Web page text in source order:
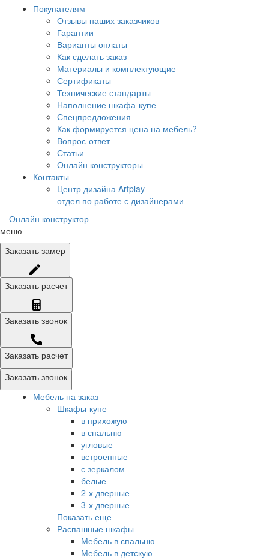
Покупателям
Отзывы наших заказчиков
Гарантии
Варианты оплаты
Как сделать заказ
Материалы и комплектующие
Сертификаты
Технические стандарты
Наполнение шкафа-купе
Спецпредложения
Как формируется цена на мебель?
Вопрос-ответ
Статьи
Онлайн конструкторы
Контакты
Центр дизайна Artplay
отдел по работе с дизайнерами
Онлайн конструктор
меню
Заказать замер
Заказать расчет
Заказать звонок
Заказать расчет
Заказать звонок
Мебель на заказ
Шкафы-купе
в прихожую
в спальню
угловые
встроенные
с зеркалом
белые
2-х дверные
3-х дверные
Показать еще
Распашные шкафы
Мебель в спальню
Мебель в детскую